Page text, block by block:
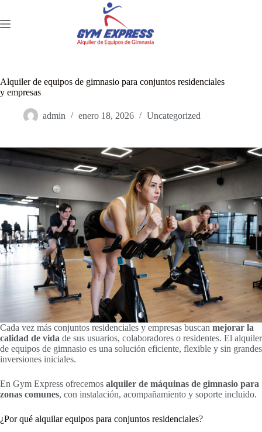
contenido
Alquiler de equipos de gimnasio para conjuntos residenciales
y empresas
admin enero 18, 2026 Uncategorized
Cada vez más conjuntos residenciales y empresas buscan mejorar la
calidad de vida de sus usuarios, colaboradores o residentes. El alquiler
de equipos de gimnasio es una solución eficiente, flexible y sin grandes
inversiones iniciales.
En Gym Express ofrecemos alquiler de máquinas de gimnasio para
zonas comunes, con instalación, acompañamiento y soporte incluido.
¿Por qué alquilar equipos para conjuntos residenciales?